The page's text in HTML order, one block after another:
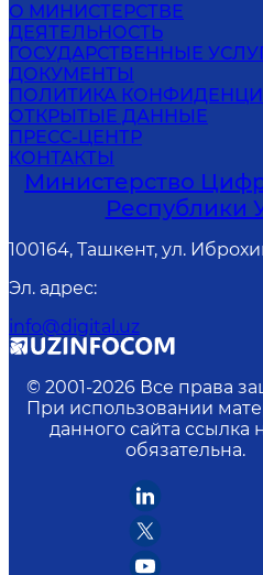
О МИНИСТЕРСТВЕ
ДЕЯТЕЛЬНОСТЬ
ГОСУДАРСТВЕННЫЕ
ДОКУМЕНТЫ
ПОЛИТИКА
ОТКРЫТЫЕ ДАННЫЕ
ПРЕСС-ЦЕНТР
КОНТАКТЫ
Министерство
Республики
100164, Ташкент, ул.
Эл. адрес:
info@digital.uz
© 2001-2026 Все права
При использовании
данного сайта ссылка
обязательна.